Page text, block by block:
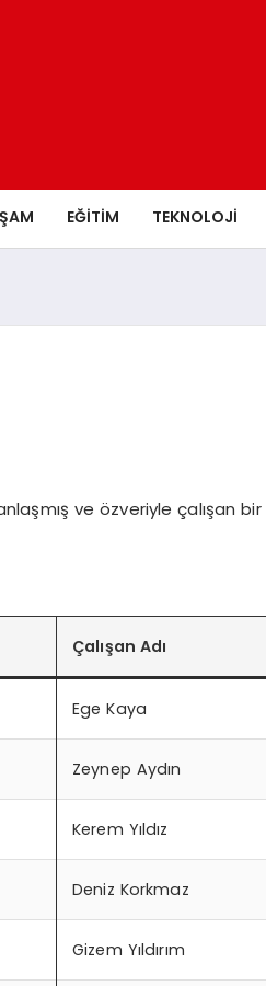
EĞİTİM TEKNOLOJİ
ve özveriyle çalışan
Çalışan Adı
Ege Kaya
Zeynep Aydın
Kerem Yıldız
Deniz Korkmaz
Gizem Yıldırım